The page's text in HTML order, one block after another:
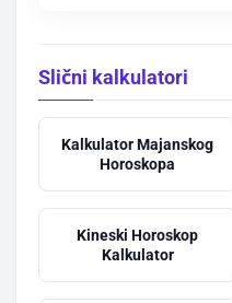
Slični kalkulatori
Kalkulator Majanskog
Horoskopa
Kineski Horoskop
Kalkulator